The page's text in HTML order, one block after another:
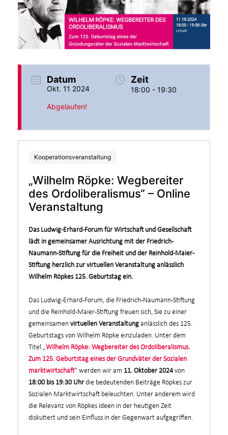
Datum
Okt. 11 2024
Abgelaufen!
Zeit
18:00 - 19:30
Kooperationsveranstaltung
„Wilhelm Röpke: Wegbereiter
des Ordoliberalismus“ – Online
Veranstaltung
Das Ludwig-Erhard-Forum für Wirtschaft und Gesellschaft
lädt in gemeinsamer Ausrichtung mit der Friedrich-
Naumann-Stiftung für die Freiheit und der Reinhold-Maier-
Stiftung herzlich zur virtuellen Veranstaltung anlässlich
Wilhelm Röpkes 125. Geburtstag ein.
Das Ludwig-Erhard-Forum, die Friedrich-Naumann-Stiftung
und die Reinhold-Maier-Stiftung freuen sich, Sie zu einer
gemeinsamenvirtuellen Veranstaltunganlässlich des 125.
Geburtstags von Wilhelm Röpke einzuladen. Unter dem
Titel „Wilhelm Röpke: Wegbereiter des Ordoliberalismus.
Zum 125. Geburtstag eines der Grundväter der Sozialen
marktwirtschaft“ werden wir am 11. Oktober 2024von
18:00 bis 19:30 Uhrdie bedeutenden Beiträge Röpkes zur
Sozialen Marktwirtschaft beleuchten. Unter anderem wird
die Relevanz von Röpkes Ideen in der heutigen Zeit
diskutiert und sein Einfluss in der Gegenwart aufgegriffen.